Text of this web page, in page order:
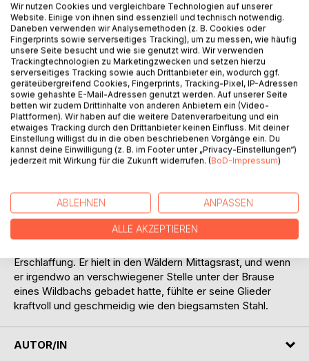
BESCHREIBUNG
Die Nacht im Teppichsaal ist ein kurzer Roman von Isolde
Kurz.
Auszug:
Er war über den Consumapaß gekommen um das
Casentino nach allen Richtungen zu Fuße zu durchstreifen.
herben Züge durch das zwischen dem dunklen Eichen- und
Kastaniengrün vordringende neue Birken- und Buchenlaub;
an den Abhängen leuchtete der goldgelbe Ginster; die
Sonne hatte schon beträchtliche Kraft. Den Wanderer
Erschlaffung. Er hielt in den Wäldern Mittagsrast, und wenn
er irgendwo an verschwiegener Stelle unter der Brause
eines Wildbachs gebadet hatte, fühlte er seine Glieder
kraftvoll und geschmeidig wie den biegsamsten Stahl.
AUTOR/IN
Wir nutzen Cookies und vergleichbare Technologien auf unserer
Website. Einige von ihnen sind essenziell und technisch notwendig.
Daneben verwenden wir Analysemethoden (z. B. Cookies oder
Fingerprints sowie serverseitiges Tracking), um zu messen, wie häufig
unsere Seite besucht und wie sie genutzt wird. Wir verwenden
Trackingtechnologien zu Marketingzwecken und setzen hierzu
serverseitiges Tracking sowie auch Drittanbieter ein, wodurch ggf.
geräteübergreifend Cookies, Fingerprints, Tracking-Pixel, IP-Adressen
sowie gehashte E-Mail-Adressen genutzt werden. Auf unserer Seite
betten wir zudem Drittinhalte von anderen Anbietern ein (Video-
Plattformen). Wir haben auf die weitere Datenverarbeitung und ein
etwaiges Tracking durch den Drittanbieter keinen Einfluss. Mit deiner
Einstellung willigst du in die oben beschriebenen Vorgänge ein. Du
kannst deine Einwilligung (z. B. im Footer unter „Privacy-Einstellungen“)
jederzeit mit Wirkung für die Zukunft widerrufen. (BoD-Impressum)
ABLEHNEN ANPASSEN
ALLE AKZEPTIEREN